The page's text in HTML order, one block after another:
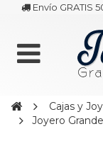
Envío
Cajas y
Joyero